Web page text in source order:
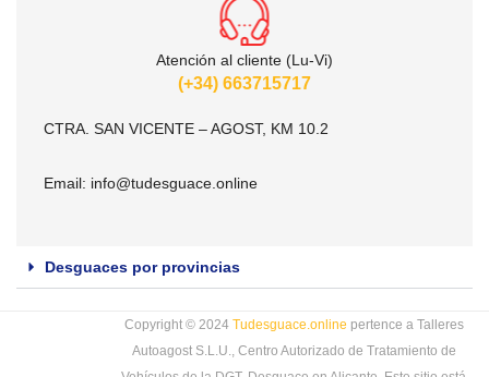
Atención al cliente (Lu-Vi)
(+34) 663715717
CTRA. SAN VICENTE – AGOST, KM 10.2
Email: info@tudesguace.online
Desguaces por provincias
Copyright © 2024 Tudesguace.online pertence a Talleres
Autoagost S.L.U., Centro Autorizado de Tratamiento de